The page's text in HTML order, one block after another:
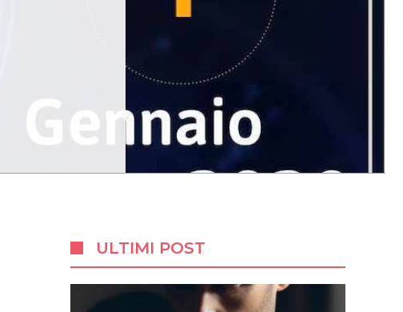
ULTIMI POST